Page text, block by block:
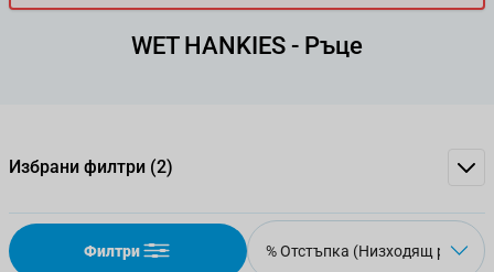
WET HANKIES - Ръце
Избрани филтри (2)
Филтри